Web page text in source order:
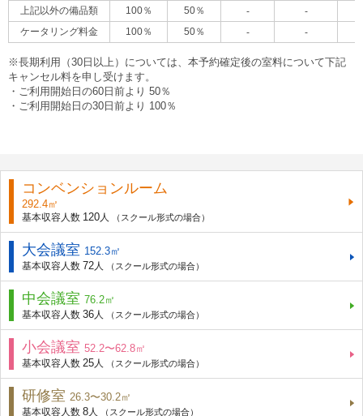
上記以外の備品類 100％ 50％ -
-
ケータリング料金
100％ 50％ - -
※長期利用（30日以上）については、本予約確定後の室料について下記
キャンセル料を申し受けます。
・ご利用開始日の60日前より 50％
・ご利用開始日の30日前より 100％
コンベンションルーム
292.4㎡
基本収容人数 120人 （スクール形式の場合）
大会議室 152.3㎡
基本収容人数 72人 （スクール形式の場合）
中会議室 76.2㎡
基本収容人数 36人 （スクール形式の場合）
小会議室 52.2〜62.8㎡
基本収容人数 25人 （スクール形式の場合）
研修室 26.3〜30.2㎡
基本収容人数 8人 （スクール形式の場合）